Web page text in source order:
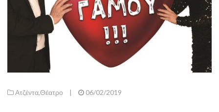
Ατζέντα,Θέατρο | 06/02/2019